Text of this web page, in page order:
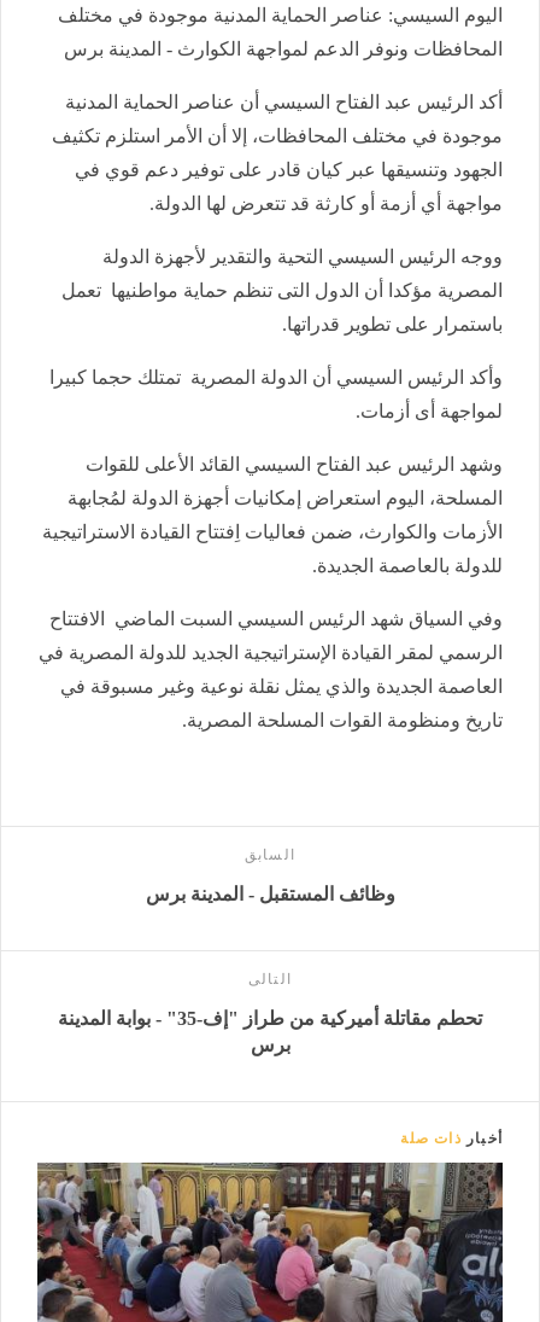
اليوم السيسي: عناصر الحماية المدنية موجودة في مختلف
المحافظات ونوفر الدعم لمواجهة الكوارث - المدينة برس
أكد الرئيس عبد الفتاح السيسي أن عناصر الحماية المدنية
موجودة في مختلف المحافظات، إلا أن الأمر استلزم تكثيف
الجهود وتنسيقها عبر كيان قادر على توفير دعم قوي في
مواجهة أي أزمة أو كارثة قد تتعرض لها الدولة.
ووجه الرئيس السيسي التحية والتقدير لأجهزة الدولة
المصرية مؤكدا أن الدول التى تنظم حماية مواطنيها تعمل
باستمرار على تطوير قدراتها.
وأكد الرئيس السيسي أن الدولة المصرية تمتلك حجما كبيرا
لمواجهة أى أزمات.
وشهد الرئيس عبد الفتاح السيسي القائد الأعلى للقوات
المسلحة، اليوم استعراض إمكانيات أجهزة الدولة لمُجابهة
الأزمات والكوارث، ضمن فعاليات اِفتتاح القيادة الاستراتيجية
للدولة بالعاصمة الجديدة.
وفي السياق شهد الرئيس السيسي السبت الماضي الافتتاح
الرسمي لمقر القيادة الإستراتيجية الجديد للدولة المصرية في
العاصمة الجديدة والذي يمثل نقلة نوعية وغير مسبوقة في
تاريخ ومنظومة القوات المسلحة المصرية.
السابق
وظائف المستقبل - المدينة برس
التالى
تحطم مقاتلة أميركية من طراز "إف-35" - بوابة المدينة
برس
أخبار ذات صلة